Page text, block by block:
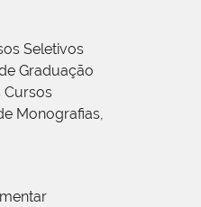
Seletivos
Graduação
Cursos
Monografias,